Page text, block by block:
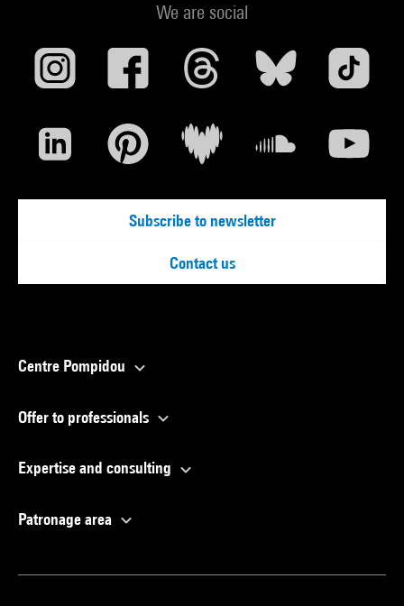
We are social
Subscribe to newsletter
Contact us
Centre Pompidou
Offer to professionals
Expertise and consulting
Patronage area